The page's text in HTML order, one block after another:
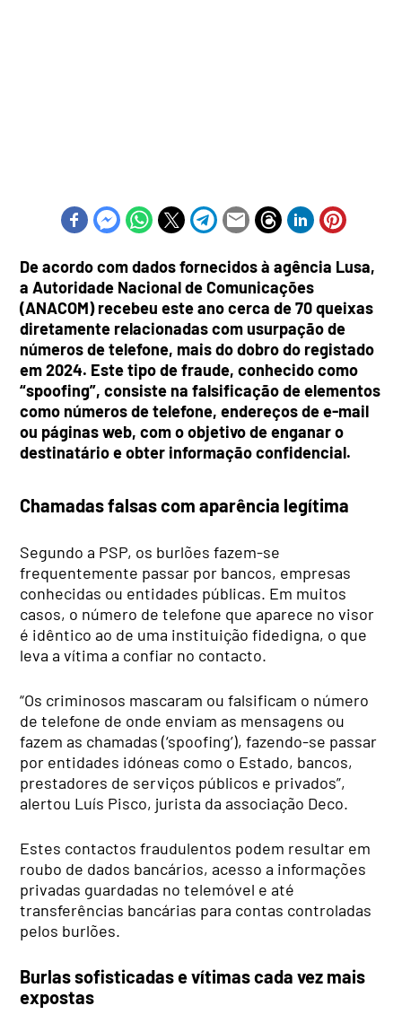
De acordo com dados fornecidos à agência Lusa,
a Autoridade Nacional de Comunicações
(ANACOM) recebeu este ano cerca de 70 queixas
diretamente relacionadas com usurpação de
números de telefone, mais do dobro do registado
em 2024. Este tipo de fraude, conhecido como
“spoofing”, consiste na falsificação de elementos
como números de telefone, endereços de e-mail
ou páginas web, com o objetivo de enganar o
destinatário e obter informação confidencial.
Chamadas falsas com aparência legítima
Segundo a PSP, os burlões fazem-se
frequentemente passar por bancos, empresas
conhecidas ou entidades públicas. Em muitos
casos, o número de telefone que aparece no visor
é idêntico ao de uma instituição fidedigna, o que
leva a vítima a confiar no contacto.
“Os criminosos mascaram ou falsificam o número
de telefone de onde enviam as mensagens ou
fazem as chamadas (‘spoofing’), fazendo-se passar
por entidades idóneas como o Estado, bancos,
prestadores de serviços públicos e privados”,
alertou Luís Pisco, jurista da associação Deco.
Estes contactos fraudulentos podem resultar em
roubo de dados bancários, acesso a informações
privadas guardadas no telemóvel e até
transferências bancárias para contas controladas
pelos burlões.
Burlas sofisticadas e vítimas cada vez mais
expostas